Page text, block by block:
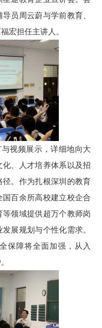
导员 周云蔚与学前教育、
宏担任主讲人。
与视频展示，详细地向大
、人才培养体系以及招
。 作为扎根深圳的教育
百余所高校建立校企合
领域提供超万个教师岗
展规划与个性化需求。
保障将全面加强，从入